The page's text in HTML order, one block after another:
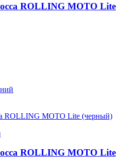
ROLLING MOTO Lite
ROLLING MOTO Lite